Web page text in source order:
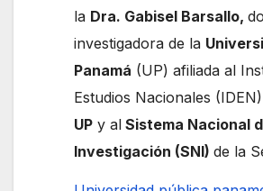
la Dra. Gabisel Barsallo,
investigadora de la
Panamá (UP) afiliada al
Estudios Nacionales (IDEN)
UP y al Sistema Nacional
Investigación (SNI)de la